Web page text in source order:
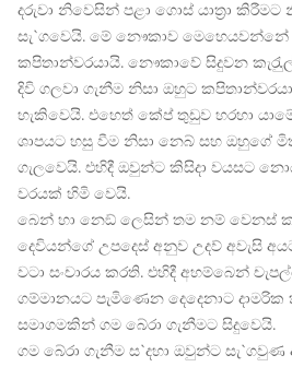
දරුවා නිවෙසින් පළා ගොස් යාත‍්‍රා
සැ`ගවෙයි. මේ නෞකාව
කපිතාන්වරයායි. නෞකාවේ සිදුවන
දිවි ගලවා ගැනීම නිසා ඔහුට
හැකිවෙයි. එහෙත් කේප් තුඩුව හරහා
ශාපයට හසු වීම නිසා නෙබ් සහ ඔහුගේ
ගැලවෙයි. එහිදී ඔවුන්ට කිසිදා වයසට
වරයක් හිමි වෙයි.
බෙන් හා නෙඞ් ලෙසින් තම නම් වෙනස්
දෙවියන්ගේ උපදෙස් අනුව උදව් අවැසි
වටා සංචාරය කරති. එහිදී අහම්බෙන්
ගම්මානයට පැමිණෙන දෙදෙනාට
සමාගමකින් ගම බේරා ගැනීමට සිදුවෙයි.
ගම බේරා ගැනීම ස`දහා ඔවුන්ට